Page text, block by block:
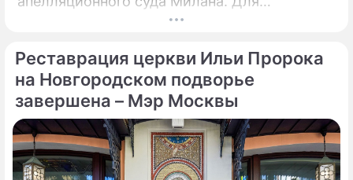
возобновления производства необходимо
конструкций и оборудования из цеха,
сообщает портал Eurometal.
Металлургический завод компании Acciaierie
d'Italia (ADI), ранее известной как Ilva
(Ильва), является крупнейшим на
территории Европы.
Реставрация церкви Ильи Пророка
на Новгородском подворье
завершена – Мэр Москвы